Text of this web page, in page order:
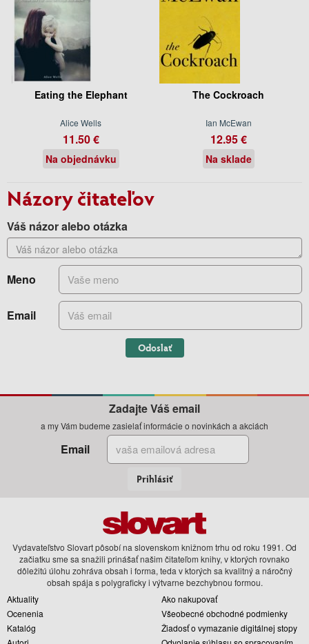
Eating the Elephant
Alice Wells
11.50 €
Na objednávku
The Cockroach
Ian McEwan
12.95 €
Na sklade
Názory čitateľov
Váš názor alebo otázka
Meno
Email
Odoslať
Zadajte Váš email
a my Vám budeme zasielať informácie o novinkách a akciách
Email
Prihlásiť
Vydavateľstvo Slovart pôsobí na slovenskom knižnom trhu od roku 1991. Od
začiatku sme sa snažili prinášať našim čitateľom knihy, v ktorých rovnako
dôležitú úlohu zohráva obsah i forma, teda v ktorých sa kvalitný a náročný
obsah spája s polygraficky i výtvarne bezchybnou formou.
Aktuality
Ocenenia
Katalóg
Ako nakupovať
Všeobecné obchodné podmienky
Žiadosť o vymazanie digitálnej stopy